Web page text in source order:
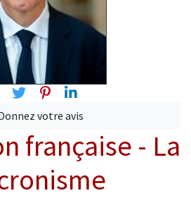
FacebookTwitterPinterest
Linkedin
votre avis
française - La